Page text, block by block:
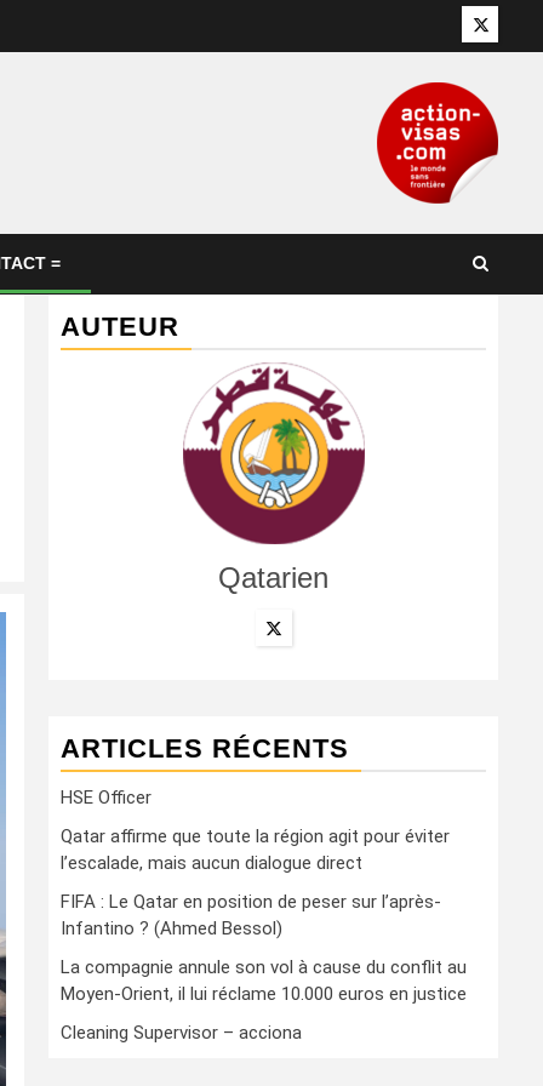
Twitter
=
AUTEUR
Qatarien
ARTICLES RÉCENTS
HSE Officer
Qatar affirme que toute la région agit pour éviter
l’escalade, mais aucun dialogue direct
FIFA : Le Qatar en position de peser sur l’après-
Infantino ? (Ahmed Bessol)
La compagnie annule son vol à cause du conflit au
Moyen-Orient, il lui réclame 10.000 euros en justice
Cleaning Supervisor – acciona